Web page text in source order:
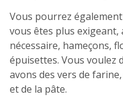
Vous pourrez
vous êtes plus
nécessaire, hameçons,
épuisettes. Vous voulez
avons des vers de
et de la pâte.